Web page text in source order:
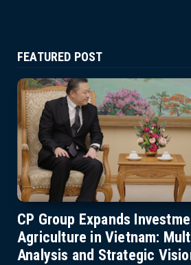
FEATURED POST
CP Group Expands
Agriculture in Vietnam:
Analysis and Strategic